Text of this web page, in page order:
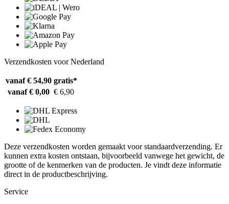
Verzendkosten voor Nederland
vanaf € 54,90 gratis*
vanaf € 0,00 € 6,90
Deze verzendkosten worden gemaakt voor standaardverzending. Er
kunnen extra kosten ontstaan, bijvoorbeeld vanwege het gewicht, de
grootte of de kenmerken van de producten. Je vindt deze informatie
direct in de productbeschrijving.
Service